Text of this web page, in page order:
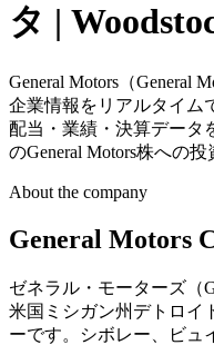
タ |
General Motors（General
企業情報をリアルタイム
配当・業績・決算データ
のGeneral Motors株への投
About the company
General Motors
ゼネラル・モーターズ（
米国ミシガン州デトロイ
ーです。シボレー、ビュ